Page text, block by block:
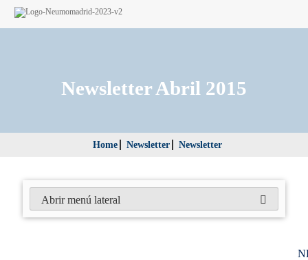
Newsletter Abril 2015
Home Newsletter Newsletter
Abrir menú lateral